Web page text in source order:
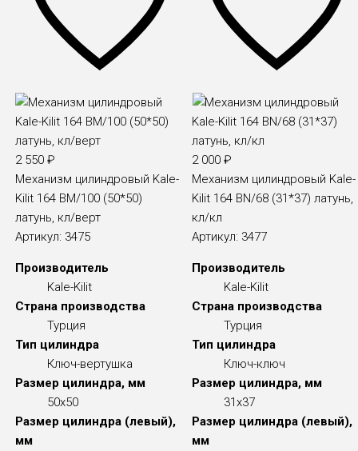
2 550₽
Механизм цилиндровый Kale-
Kilit 164 BM/100 (50*50)
латунь, кл/верт
Артикул: 3475
Производитель
Kale-Kilit
Страна производства
Турция
Тип цилиндра
Ключ-вертушка
Размер цилиндра, мм
50x50
Размер цилиндра (левый),
мм
2 000₽
Механизм цилиндровый Kale-
Kilit 164 BN/68 (31*37) латунь,
кл/кл
Артикул: 3477
Производитель
Kale-Kilit
Страна производства
Турция
Тип цилиндра
Ключ-ключ
Размер цилиндра, мм
31x37
Размер цилиндра (левый),
мм